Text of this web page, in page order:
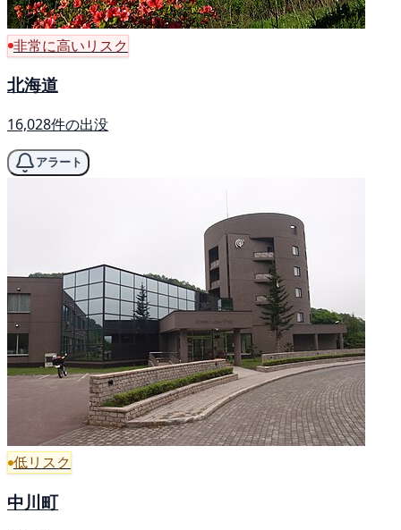
非常に高いリスク
北海道
16,028件の出没
アラート
低リスク
中川町